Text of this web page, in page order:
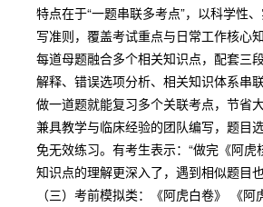
特点在于“一题串联多考点”，以科学性
写准则，覆盖考试重点与日常工作核心
每道母题融合多个相关知识点，配套
解释、错误选项分析、相关知识体系串
做一道题就能复习多个关联考点，节省
兼具教学与临床经验的团队编写，题目
免无效练习。有考生表示：“做完《阿
知识点的理解更深入了，遇到相似题目
（三）考前模拟类：《阿虎白卷》 《